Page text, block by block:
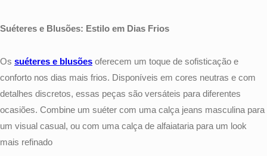
Suéteres e Blusões: Estilo em Dias Frios
Os suéteres e blusões oferecem um toque de sofisticação e
conforto nos dias mais frios. Disponíveis em cores neutras e com
detalhes discretos, essas peças são versáteis para diferentes
ocasiões. Combine um suéter com uma calça jeans masculina para
um visual casual, ou com uma calça de alfaiataria para um look
mais refinado